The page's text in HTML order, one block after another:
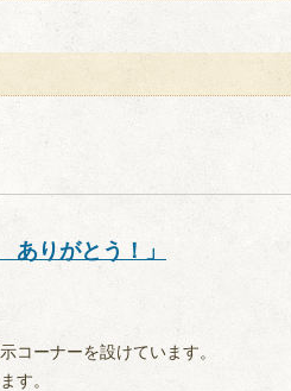
りがとう！」
コーナーを設けています。
す。